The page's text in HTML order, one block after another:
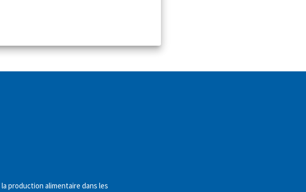
production alimentaire dans les